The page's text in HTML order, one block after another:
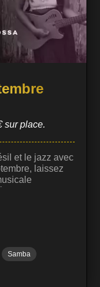
sur place.
et le jazz avec
laissez
Kaa,
et
plonge
a notamment
et s’est
latine et
Samba